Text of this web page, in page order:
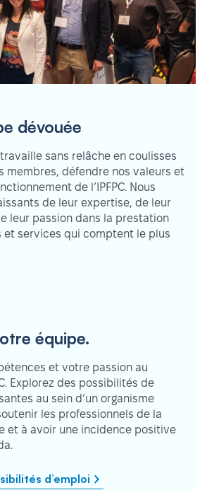
dévouée
sans relâche en coulisses
membres, défendre nos valeurs et
de l’IPFPC. Nous
de leur expertise, de leur
leur passion dans la prestation
et services qui comptent le plus
équipe.
et votre passion au
Explorez des possibilités de
au sein d’un organisme
les professionnels de la
et à avoir une incidence positive
d’emploi